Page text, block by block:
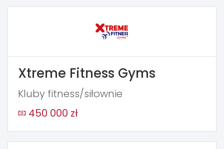
Xtreme Fitness Gyms
Kluby fitness/siłownie
450 000 zł